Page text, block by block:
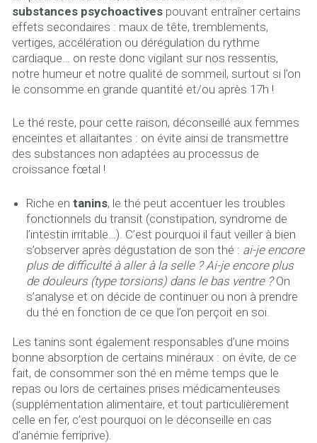
substances psychoactives pouvant entraîner certains
effets secondaires : maux de tête, tremblements,
vertiges, accélération ou dérégulation du rythme
cardiaque… on reste donc vigilant sur nos ressentis,
notre humeur et notre qualité de sommeil, surtout si l’on
le consomme en grande quantité et/ou après 17h !
Le thé reste, pour cette raison, déconseillé aux femmes
enceintes et allaitantes : on évite ainsi de transmettre
des substances non adaptées au processus de
croissance fœtal !
Riche en tanins, le thé peut accentuer les troubles
fonctionnels du transit (constipation, syndrome de
l’intestin irritable…). C’est pourquoi il faut veiller à bien
s’observer après dégustation de son thé : ai-je encore
plus de difficulté à aller à la selle ? Ai-je encore plus
de douleurs (type torsions) dans le bas ventre ?On
s’analyse et on décide de continuer ou non à prendre
du thé en fonction de ce que l’on perçoit en soi.
Les tanins sont également responsables d’une moins
bonne absorption de certains minéraux : on évite, de ce
fait, de consommer son thé en même temps que le
repas ou lors de certaines prises médicamenteuses
(supplémentation alimentaire, et tout particulièrement
celle en fer, c’est pourquoi on le déconseille en cas
d’anémie ferriprive).